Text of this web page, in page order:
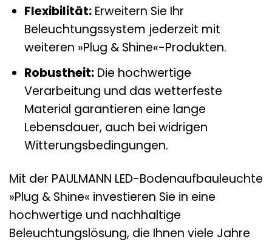
Flexibilität:Erweitern Sie Ihr
Beleuchtungssystem jederzeit mit
weiteren »Plug & Shine«-Produkten.
Robustheit:Die hochwertige
Verarbeitung und das wetterfeste
Material garantieren eine lange
Lebensdauer, auch bei widrigen
Witterungsbedingungen.
Mit der PAULMANN LED-Bodenaufbauleuchte
»Plug & Shine« investieren Sie in eine
hochwertige und nachhaltige
Beleuchtungslösung, die Ihnen viele Jahre